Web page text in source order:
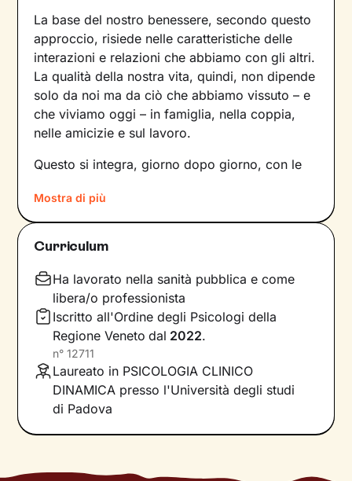
La base del nostro benessere, secondo questo
approccio, risiede nelle caratteristiche delle
interazioni e relazioni che abbiamo con gli altri.
La qualità della nostra vita, quindi, non dipende
solo da noi ma da ciò che abbiamo vissuto – e
che viviamo oggi – in famiglia, nella coppia,
nelle amicizie e sul lavoro.
Questo si integra, giorno dopo giorno, con le
influire sulle emozioni che proviamo, sui
comportamenti che mettiamo in atto e sul
modo in cui comunichiamo. Il risultato è una
noi, con la nostra individualità.
Sul ponte che si crea tra il mondo interno e
quello esterno si inserisce il lavoro che faremo
insieme, che andrà a comprendere nel passato
della tua storia e a ricostruire ciò che fa parte
del tuo presente. La voglia di cambiamento
sarà la motivazione necessaria per muovere i
verso un benessere sempre crescente.
Ti guiderò a scoprire le tue risorse interiori e a
Mostra di più
Curriculum
Ha lavorato nella sanità pubblica e come
libera/o professionista
Iscritto all'Ordine degli Psicologi della
Regione Veneto dal 2022.
n° 12711
Laureato in PSICOLOGIA CLINICO
DINAMICA presso l'Università degli studi
di Padova